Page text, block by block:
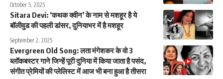
October 5, 2025
Sitara Devi: ‘कथक क्वीन’ के नाम से मशहूर है ये
बॉलीवुड की पहली डांसर, दुनियाभर में है मशहूर
September 2, 2025
Evergreen Old Song: लता मंगेशकर के वो 3
ब्लॉकबस्टर गाने जिन्हें पूरी दुनिया में किया जाता है पसंद,
संगीत प्रेमियों की प्लेलिस्ट में आज भी बना हुआ है तीसरा